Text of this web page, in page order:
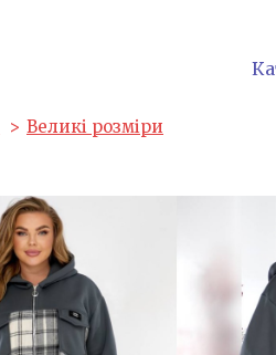
Великі розміри